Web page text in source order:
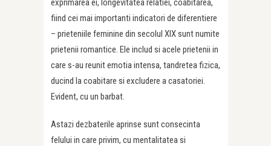
exprimarea ei, longevitatea relatiei, coabitarea,
fiind cei mai importanti indicatori de diferentiere
– prieteniile feminine din secolul XIX sunt numite
prietenii romantice. Ele includ si acele prietenii in
care s-au reunit emotia intensa, tandretea fizica,
ducind la coabitare si excludere a casatoriei.
Evident, cu un barbat.
Astazi dezbaterile aprinse sunt consecinta
felului in care privim, cu mentalitatea si